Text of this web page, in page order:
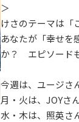
＞
けさのテーマは「
あなたが「幸せを
か？ エピソード
今週は、ユージさ
月・火は、JOYさ
水・木は、照英さ